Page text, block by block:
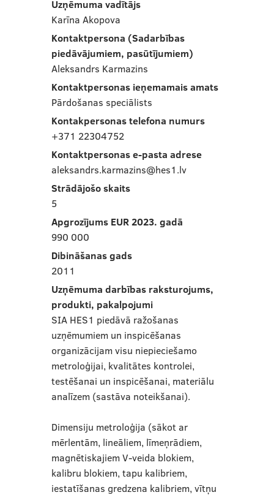
Uzņēmuma vadītājs
Karīna Akopova
Kontaktpersona (Sadarbības
piedāvājumiem, pasūtījumiem)
Aleksandrs Karmazins
Kontaktpersonas ieņemamais amats
Pārdošanas speciālists
Kontakpersonas telefona numurs
+371 22304752
Kontaktpersonas e-pasta adrese
aleksandrs.karmazins@hes1.lv
Strādājošo skaits
5
Apgrozījums EUR 2023. gadā
990 000
Dibināšanas gads
2011
Uzņēmuma darbības raksturojums,
produkti, pakalpojumi
SIA HES1 piedāvā ražošanas
uzņēmumiem un inspicēšanas
organizācijam visu niepieciešamo
metroloģijai, kvalitātes kontrolei,
testēšanai un inspicēšanai, materiālu
analīzem (sastāva noteikšanai).
Dimensiju metroloģija (sākot ar
mērlentām, lineāliem, līmeņrādiem,
magnētiskajiem V-veida blokiem,
kalibru blokiem, tapu kalibriem,
iestatīšanas gredzena kalibriem, vītņu